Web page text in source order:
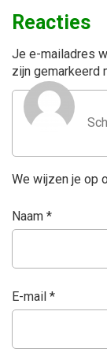
Reacties
Je e-mailadres
zijn gemarkeerd
We wijzen je op
Naam *
E-mail *